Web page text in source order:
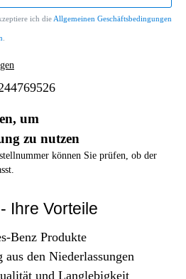
ich die Allgemeinen Geschäftsbedingungen
um
zu nutzen
können Sie prüfen, ob der
Ihre Vorteile
Benz Produkte
den Niederlassungen
und Langlebigkeit